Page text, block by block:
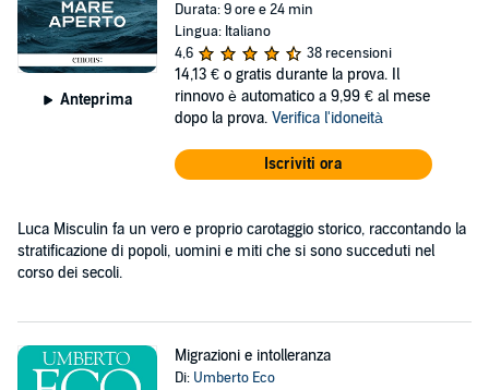
Anteprima
Durata: 9 ore e 24 min
Lingua: Italiano
4,6
38 recensioni
14,13 € o gratis durante la prova. Il
rinnovo è automatico a 9,99 € al mese
dopo la prova. Verifica l'idoneità
Iscriviti ora
Luca Misculin fa un vero e proprio carotaggio storico, raccontando la
stratificazione di popoli, uomini e miti che si sono succeduti nel
corso dei secoli.
Migrazioni e intolleranza
Di: Umberto Eco